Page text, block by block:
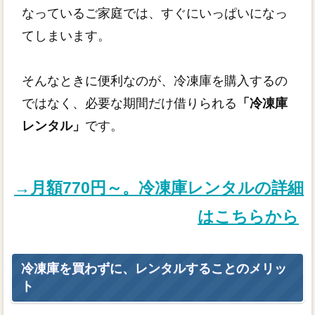
なっているご家庭では、すぐにいっぱいになっ
てしまいます。
そんなときに便利なのが、冷凍庫を購入するの
ではなく、必要な期間だけ借りられる 「冷凍庫
レンタル」 です。
→月額770円～。冷凍庫レンタルの詳細
はこちらから
冷凍庫を買わずに、レンタルすることのメリッ
ト